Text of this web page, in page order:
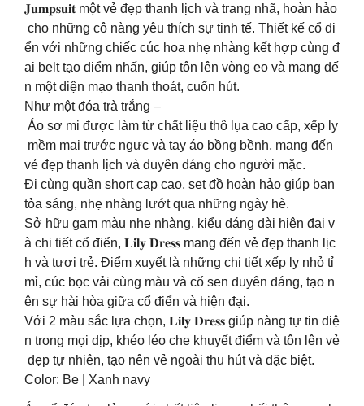
𝐉𝐮𝐦𝐩𝐬𝐮𝐢𝐭 một vẻ đẹp thanh lịch và trang nhã, hoàn hảo
cho những cô nàng yêu thích sự tinh tế. Thiết kế cổ đi
ển với những chiếc cúc hoa nhẹ nhàng kết hợp cùng đ
ai belt tạo điểm nhấn, giúp tôn lên vòng eo và mang đế
n một diện mạo thanh thoát, cuốn hút.
Như một đóa trà trắng –
Áo sơ mi được làm từ chất liệu thô lụa cao cấp, xếp ly
mềm mại trước ngực và tay áo bồng bềnh, mang đến
vẻ đẹp thanh lịch và duyên dáng cho người mặc.
Đi cùng quần short cạp cao, set đồ hoàn hảo giúp bạn
tỏa sáng, nhẹ nhàng lướt qua những ngày hè.
Sở hữu gam màu nhẹ nhàng, kiểu dáng dài hiện đại v
à chi tiết cổ điển, 𝐋𝐢𝐥𝐲 𝐃𝐫𝐞𝐬𝐬 mang đến vẻ đẹp thanh lịc
h và tươi trẻ. Điểm xuyết là những chi tiết xếp ly nhỏ tỉ
mỉ, cúc bọc vải cùng màu và cổ sen duyên dáng, tạo n
ên sự hài hòa giữa cổ điển và hiện đại.
Với 2 màu sắc lựa chọn, 𝐋𝐢𝐥𝐲 𝐃𝐫𝐞𝐬𝐬 giúp nàng tự tin diệ
n trong mọi dịp, khéo léo che khuyết điểm và tôn lên vẻ
đẹp tự nhiên, tạo nên vẻ ngoài thu hút và đặc biệt.
Color: Be | Xanh navy